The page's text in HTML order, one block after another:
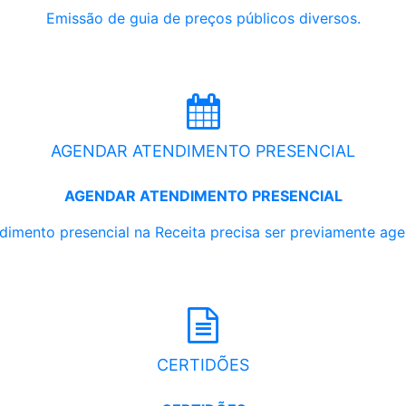
Emissão de guia de preços públicos diversos.
AGENDAR ATENDIMENTO PRESENCIAL
AGENDAR ATENDIMENTO PRESENCIAL
presencial na Receita precisa ser previamente
CERTIDÕES